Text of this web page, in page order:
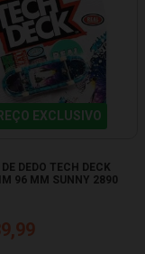
EXCLUSIVO
DEDO TECH DECK
96 MM SUNNY 2890